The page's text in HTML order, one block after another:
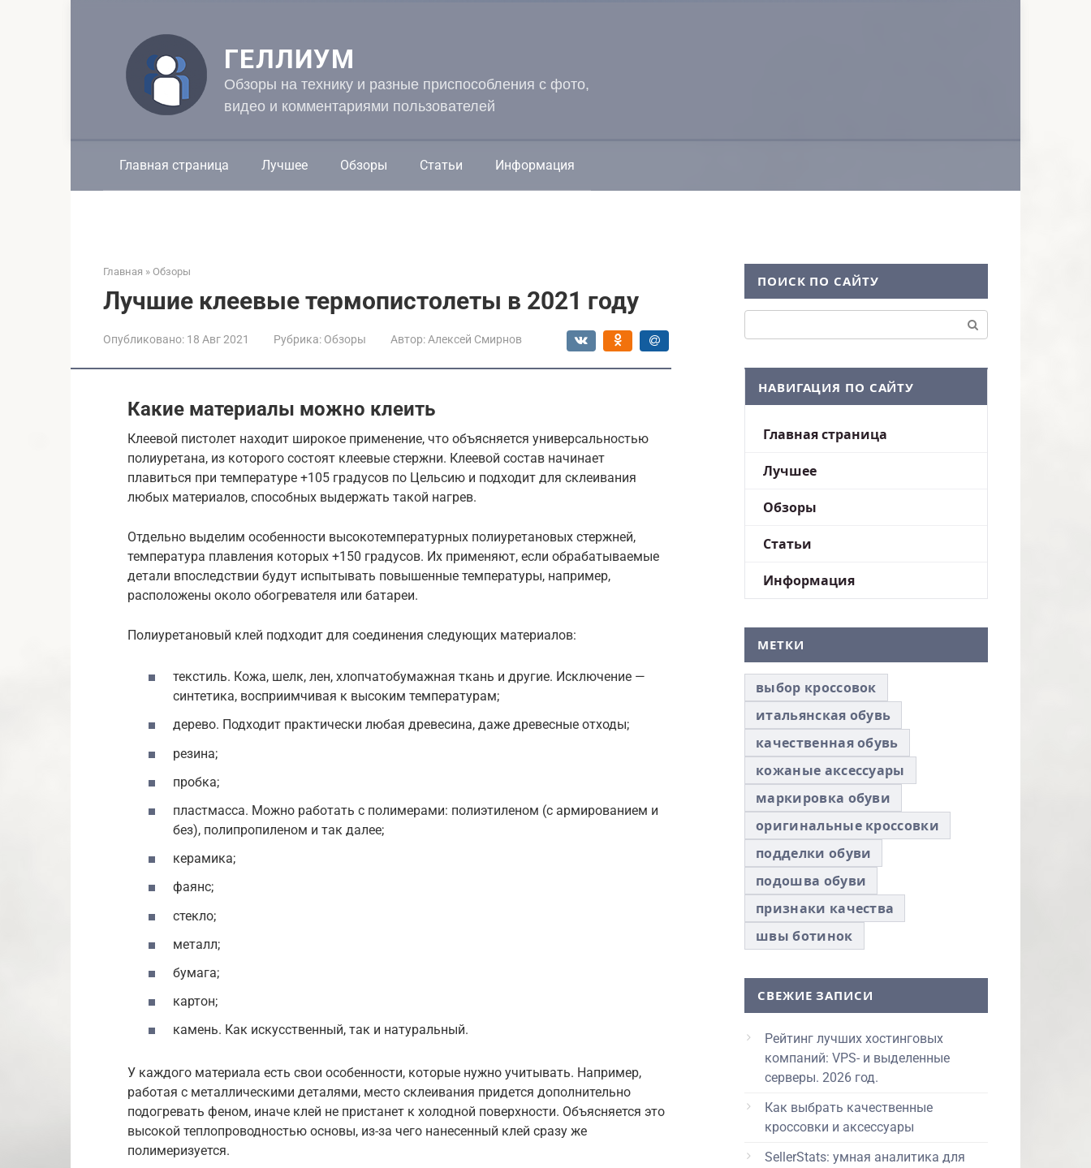
ГЕЛЛИУМ
Обзоры на технику и разные приспособления с фото,
видео и комментариями пользователей
Главная страница Лучшее Обзоры Статьи Информация
Главная » Обзоры
Лучшие клеевые термопистолеты в 2021 году
Опубликовано: 18 Авг 2021 Рубрика: Обзоры Автор: Алексей Смирнов
Какие материалы можно клеить
Клеевой пистолет находит широкое применение, что объясняется универсальностью
полиуретана, из которого состоят клеевые стержни. Клеевой состав начинает
плавиться при температуре +105 градусов по Цельсию и подходит для склеивания
любых материалов, способных выдержать такой нагрев.
Отдельно выделим особенности высокотемпературных полиуретановых стержней,
температура плавления которых +150 градусов. Их применяют, если обрабатываемые
детали впоследствии будут испытывать повышенные температуры, например,
расположены около обогревателя или батареи.
Полиуретановый клей подходит для соединения следующих материалов:
текстиль. Кожа, шелк, лен, хлопчатобумажная ткань и другие. Исключение —
синтетика, восприимчивая к высоким температурам;
дерево. Подходит практически любая древесина, даже древесные отходы;
резина;
пробка;
пластмасса. Можно работать с полимерами: полиэтиленом (с армированием и
без), полипропиленом и так далее;
керамика;
фаянс;
стекло;
металл;
бумага;
картон;
камень. Как искусственный, так и натуральный.
У каждого материала есть свои особенности, которые нужно учитывать. Например,
работая с металлическими деталями, место склеивания придется дополнительно
подогревать феном, иначе клей не пристанет к холодной поверхности. Объясняется это
высокой теплопроводностью основы, из-за чего нанесенный клей сразу же
полимеризуется.
ПОИСК ПО САЙТУ
НАВИГАЦИЯ ПО САЙТУ
Главная страница
Лучшее
Обзоры
Статьи
Информация
МЕТКИ
выбор кроссовок
итальянская обувь
качественная обувь
кожаные аксессуары
маркировка обуви
оригинальные кроссовки
подделки обуви
подошва обуви
признаки качества
швы ботинок
СВЕЖИЕ ЗАПИСИ
Рейтинг лучших хостинговых
компаний: VPS- и выделенные
серверы. 2026 год.
Как выбрать качественные
кроссовки и аксессуары
SellerStats: умная аналитика для